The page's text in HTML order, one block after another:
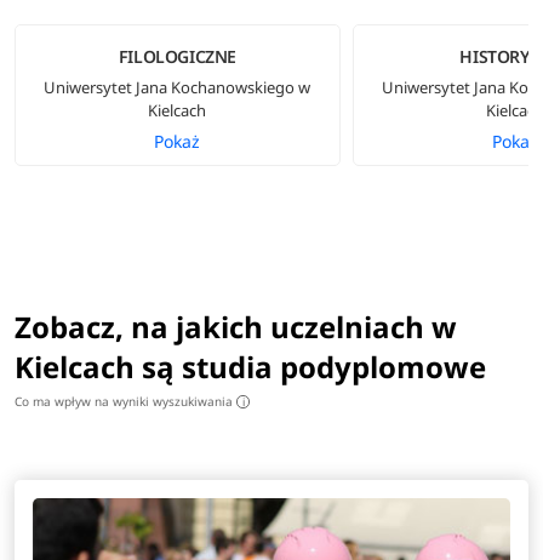
FILOLOGICZNE
Uniwersytet Jana Kochanowskiego w
Kielcach
Pokaż
Uniwersytet Jana
Pokaż
Zobacz, na jakich uczelniach w
Kielcach są studia podyplomowe
Co ma wpływ na wyniki wyszukiwania i